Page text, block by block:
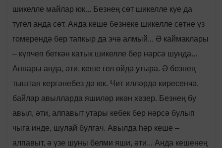
шикелле майлар юк... Безнең сөт шикелле куе да
түгел анда сөт. Анда кеше безнеке шикелле сөтне үз
гомерендә бер тапкыр да эчә алмый... Ә каймаклары
– күпчеп беткән катык шикелле бер нәрсә шунда...
Аннары анда, әти, кеше гел өйдә утыра. Ә безнең
тыштан кергәнебез дә юк. Чит илләрдә киресенчә,
байлар авылларда яшиләр икән хәзер. Безнең бу
авыл, әти, алпавыт утары кебек бер нәрсә булып
чыга инде, шулай булгач. Авылда һәр кеше –
алпавыт, ә үзе шуны белми яши, әти... Анда кешенең